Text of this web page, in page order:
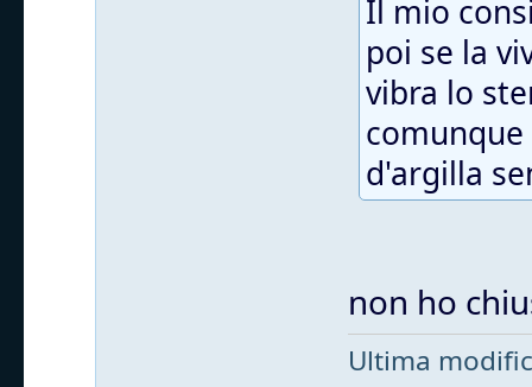
Il mio
poi se la
vibra lo
d'argilla
non ho
Ultima